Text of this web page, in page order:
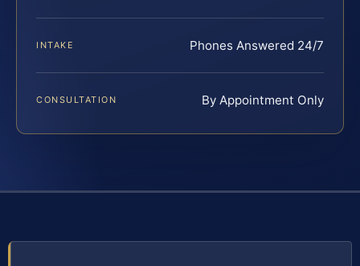
INTAKE Phones Answered 24/7
CONSULTATION By Appointment Only